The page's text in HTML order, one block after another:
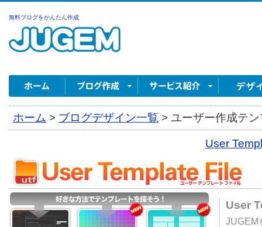
無料ブログをかんたん作成
ホーム > ブログデザイン一覧 > ユーザー作成テ
User
User
JUGEM